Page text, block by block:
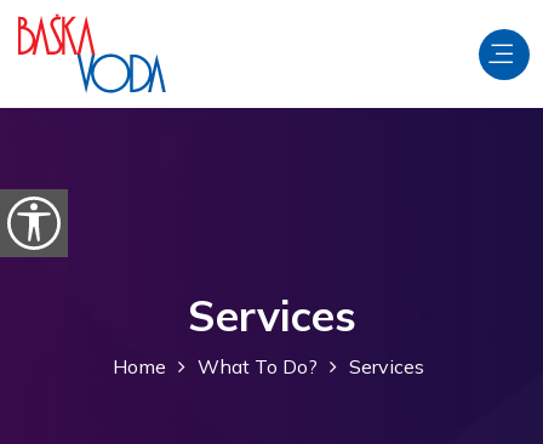
Skip to content
Open accessibility options
Services
Home What To Do? Services